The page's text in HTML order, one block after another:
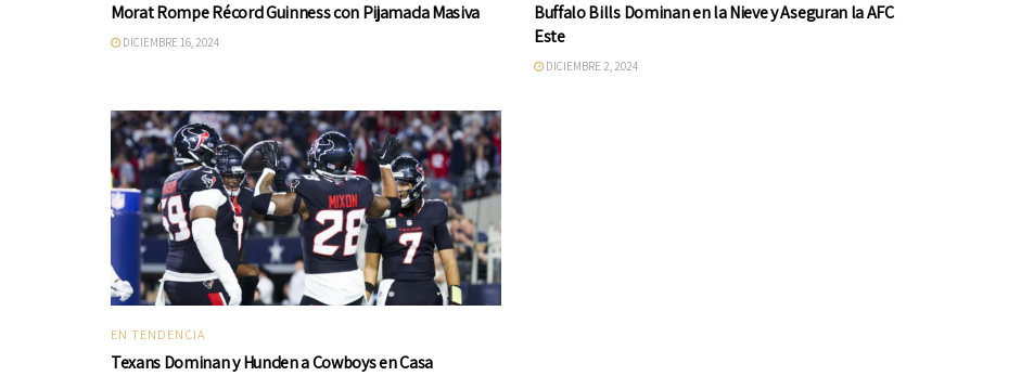
Morat Rompe Récord Guinness con Pijamada Masiva
DICIEMBRE 16, 2024
Buffalo Bills Dominan en la Nieve y Aseguran la AFC
Este
DICIEMBRE 2, 2024
EN TENDENCIA
Texans Dominan y Hunden a Cowboys en Casa